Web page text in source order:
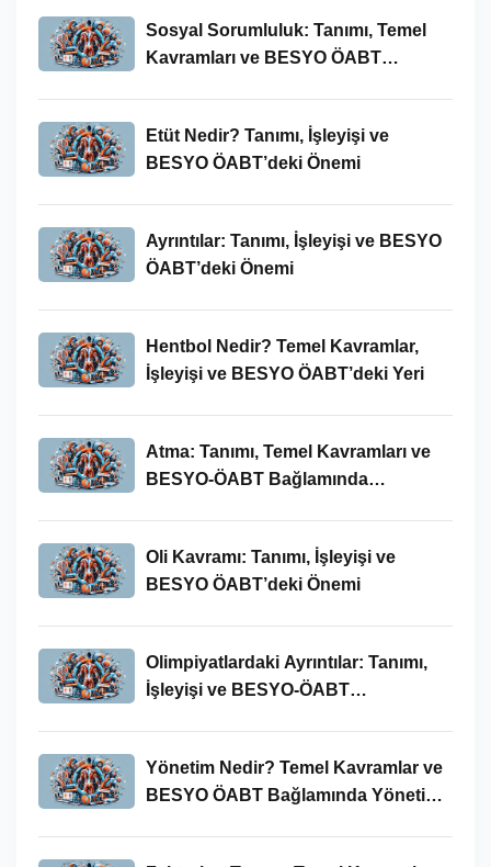
Sosyal Sorumluluk: Tanımı, Temel
Kavramları ve BESYO ÖABT
Etüt Nedir? Tanımı, İşleyişi ve
BESYO ÖABT’deki Önemi
Ayrıntılar: Tanımı, İşleyişi ve BESYO
ÖABT’deki Önemi
Hentbol Nedir? Temel Kavramlar,
İşleyişi ve BESYO ÖABT’deki Yeri
Atma: Tanımı, Temel Kavramları ve
BESYO-ÖABT Bağlamında
Oli Kavramı: Tanımı, İşleyişi ve
BESYO ÖABT’deki Önemi
Olimpiyatlardaki Ayrıntılar: Tanımı,
İşleyişi ve BESYO-ÖABT
Yönetim Nedir? Temel Kavramlar ve
BESYO ÖABT Bağlamında Yönetim